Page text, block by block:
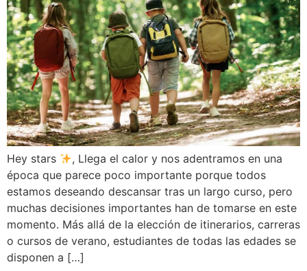
Hey stars
, Llega el calor y nos adentramos en una
época que parece poco importante porque todos
estamos deseando descansar tras un largo curso, pero
muchas decisiones importantes han de tomarse en este
momento. Más allá de la elección de itinerarios, carreras
o cursos de verano, estudiantes de todas las edades se
disponen a […]